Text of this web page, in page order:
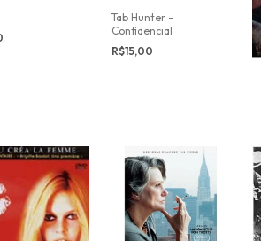
Tab Hunter -
Confidencial
R$15,00